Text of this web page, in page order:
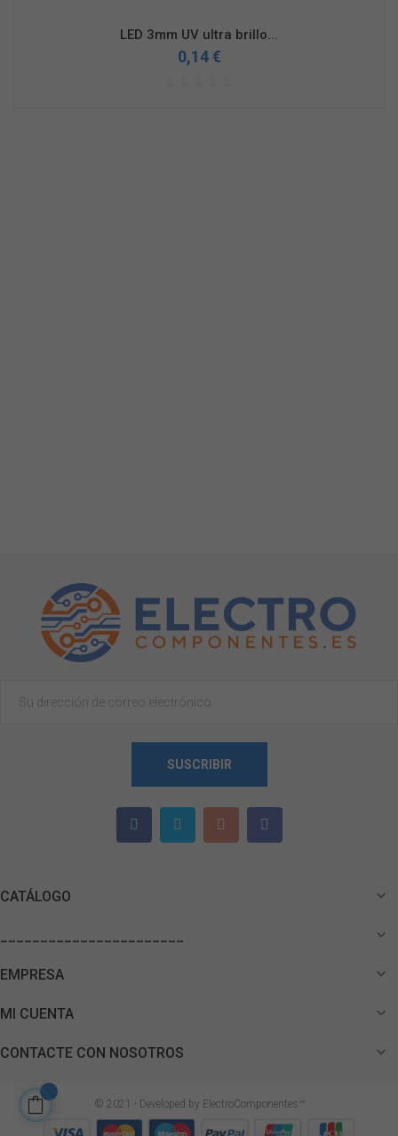
LED 3mm UV ultra brillo...
0,14 €
SUSCRIBIR
CATÁLOGO 

EMPRESA 
MI CUENTA 
CONTACTE CON NOSOTROS 
© 2021 - Developed by ElectroComponentes™